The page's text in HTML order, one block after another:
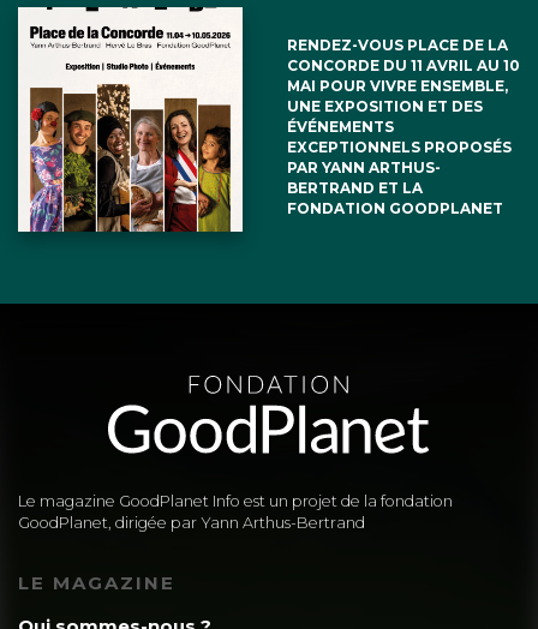
RENDEZ-VOUS PLACE DE LA
CONCORDE DU 11 AVRIL AU 10
MAI POUR VIVRE ENSEMBLE,
UNE EXPOSITION ET DES
ÉVÉNEMENTS
EXCEPTIONNELS PROPOSÉS
PAR YANN ARTHUS-
BERTRAND ET LA
FONDATION GOODPLANET
Le magazine GoodPlanet Info est un projet de la fondation
GoodPlanet, dirigée par Yann Arthus-Bertrand
LE MAGAZINE